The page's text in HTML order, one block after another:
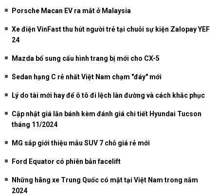
Porsche Macan EV ra mắt ở Malaysia
Xe điện VinFast thu hút người trẻ tại chuỗi sự kiện Zalopay YEF
24
Mazda bổ sung cấu hình trang bị mới cho CX-5
Sedan hạng C rẻ nhất Việt Nam chạm "đáy" mới
Lý do tài mới hay để ô tô đi lệch làn đường và cách khắc phục
Cập nhật giá lăn bánh kèm đánh giá chi tiết Hyundai Tucson
tháng 11/2024
MG sắp giới thiệu mẫu SUV 7 chỗ giá rẻ mới
Ford Equator có phiên bản facelift
Những hãng xe Trung Quốc có mặt tại Việt Nam trong năm
2024